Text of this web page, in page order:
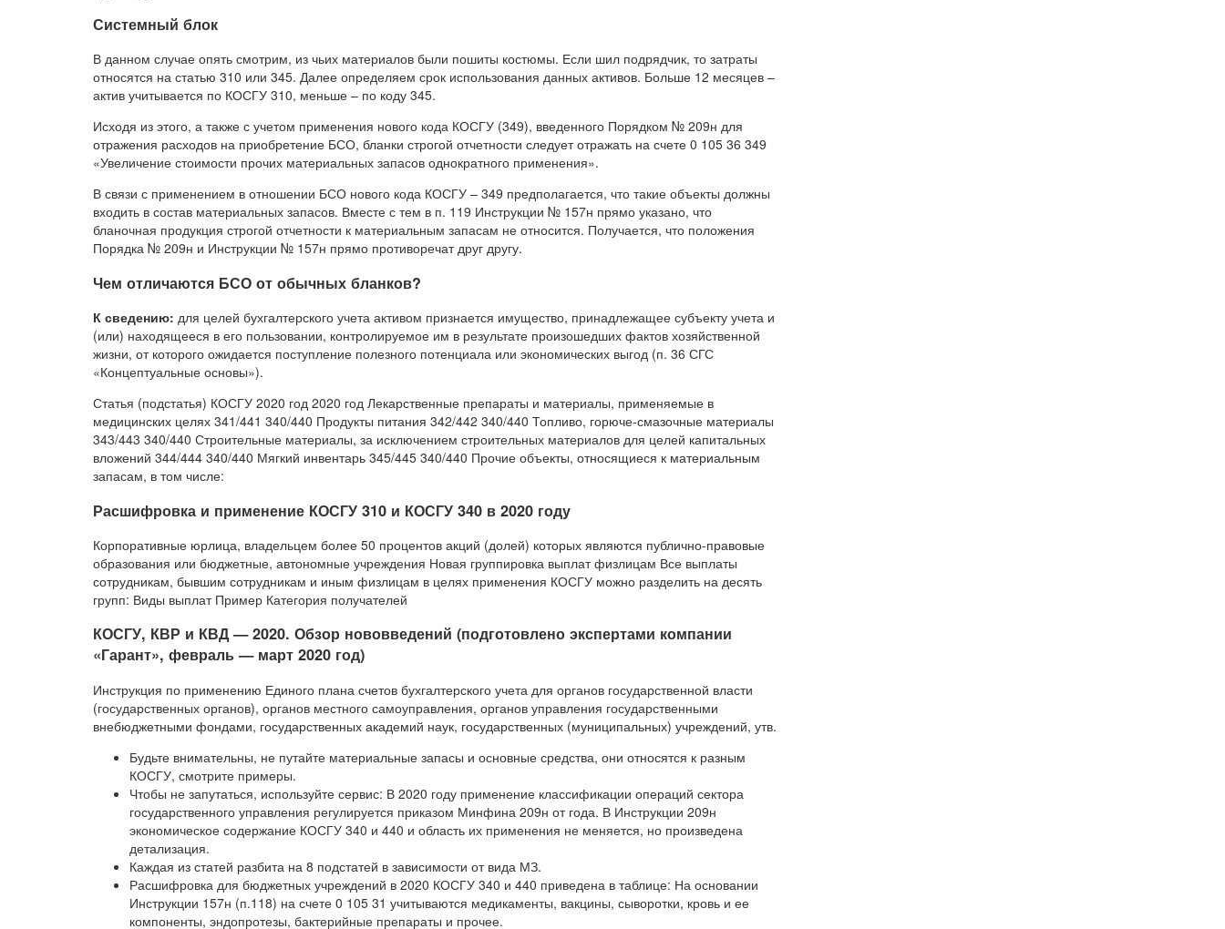
Системный блок
В данном случае опять смотрим, из чьих материалов были пошиты костюмы. Если шил подрядчик, то затраты
относятся на статью 310 или 345. Далее определяем срок использования данных активов. Больше 12 месяцев –
актив учитывается по КОСГУ 310, меньше – по коду 345.
Исходя из этого, а также с учетом применения нового кода КОСГУ (349), введенного Порядком № 209н для
отражения расходов на приобретение БСО, бланки строгой отчетности следует отражать на счете 0 105 36 349
«Увеличение стоимости прочих материальных запасов однократного применения».
В связи с применением в отношении БСО нового кода КОСГУ – 349 предполагается, что такие объекты должны
входить в состав материальных запасов. Вместе с тем в п. 119 Инструкции № 157н прямо указано, что
бланочная продукция строгой отчетности к материальным запасам не относится. Получается, что положения
Порядка № 209н и Инструкции № 157н прямо противоречат друг другу.
Чем отличаются БСО от обычных бланков?
К сведению: для целей бухгалтерского учета активом признается имущество, принадлежащее субъекту учета и
(или) находящееся в его пользовании, контролируемое им в результате произошедших фактов хозяйственной
жизни, от которого ожидается поступление полезного потенциала или экономических выгод (п. 36 СГС
«Концептуальные основы»).
Статья (подстатья) КОСГУ 2020 год 2020 год Лекарственные препараты и материалы, применяемые в
медицинских целях 341/441 340/440 Продукты питания 342/442 340/440 Топливо, горюче-смазочные материалы
343/443 340/440 Строительные материалы, за исключением строительных материалов для целей капитальных
вложений 344/444 340/440 Мягкий инвентарь 345/445 340/440 Прочие объекты, относящиеся к материальным
запасам, в том числе:
Расшифровка и применение КОСГУ 310 и КОСГУ 340 в 2020 году
Корпоративные юрлица, владельцем более 50 процентов акций (долей) которых являются публично-правовые
образования или бюджетные, автономные учреждения Новая группировка выплат физлицам Все выплаты
сотрудникам, бывшим сотрудникам и иным физлицам в целях применения КОСГУ можно разделить на десять
групп: Виды выплат Пример Категория получателей
КОСГУ, КВР и КВД — 2020. Обзор нововведений (подготовлено экспертами компании
«Гарант», февраль — март 2020 год)
Инструкция по применению Единого плана счетов бухгалтерского учета для органов государственной власти
(государственных органов), органов местного самоуправления, органов управления государственными
внебюджетными фондами, государственных академий наук, государственных (муниципальных) учреждений, утв.
Будьте внимательны, не путайте материальные запасы и основные средства, они относятся к разным
КОСГУ, смотрите примеры.
Чтобы не запутаться, используйте сервис: В 2020 году применение классификации операций сектора
государственного управления регулируется приказом Минфина 209н от года. В Инструкции 209н
экономическое содержание КОСГУ 340 и 440 и область их применения не меняется, но произведена
детализация.
Каждая из статей разбита на 8 подстатей в зависимости от вида МЗ.
Расшифровка для бюджетных учреждений в 2020 КОСГУ 340 и 440 приведена в таблице: На основании
Инструкции 157н (п.118) на счете 0 105 31 учитываются медикаменты, вакцины, сыворотки, кровь и ее
компоненты, эндопротезы, бактерийные препараты и прочее.